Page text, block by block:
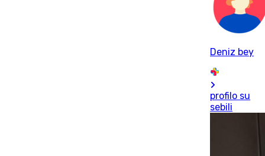
Deniz bey
profilo su
sebili